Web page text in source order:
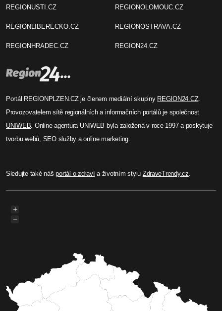
REGIONUSTI.CZ
REGIONLIBERECKO.CZ
REGIONHRADEC.CZ
REGIONOLOMOUC.CZ
REGIONOSTRAVA.CZ
REGION24.CZ
Portál REGIONPLZEN.CZ je členem mediální skupiny REGION24.CZ.
Provozovatelem sítě regionálních a informačních portálů je společnost
UNIWEB. Online agentura UNIWEB byla založená v roce 1997 a poskytuje
tvorbu webů, SEO služby a online marketing.
Sledujte také nášportál o zdravía životním stylu ZdraveTrendy.cz.
+
−